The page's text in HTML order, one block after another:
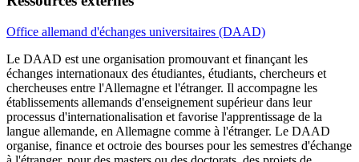
Office allemand d'échanges universitaires (DAAD)
Le DAAD est une organisation promouvant et finançant les
échanges internationaux des étudiantes, étudiants, chercheurs et
chercheuses entre l'Allemagne et l'étranger. Il accompagne les
établissements allemands d'enseignement supérieur dans leur
processus d'internationalisation et favorise l'apprentissage de la
langue allemande, en Allemagne comme à l'étranger. Le DAAD
organise, finance et octroie des bourses pour les semestres d'échange